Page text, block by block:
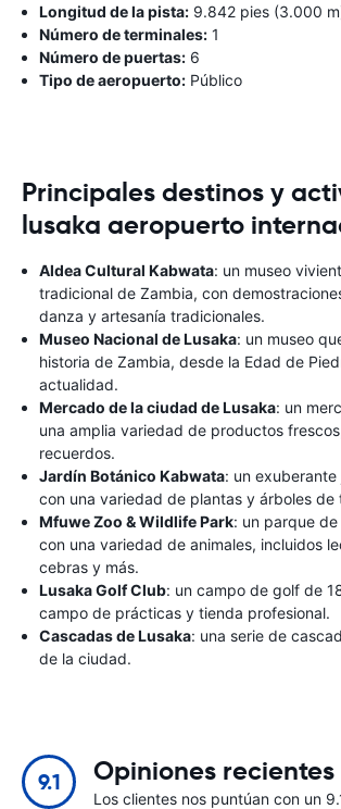
Longitud de la pista: 9.842 pies (3.000
Número de terminales: 1
Número de puertas: 6
Tipo de aeropuerto: Público
Principales destinos y
lusaka aeropuerto
Aldea Cultural Kabwata: un museo
tradicional de Zambia, con
danza y artesanía tradicionales.
Museo Nacional de Lusaka: un museo
historia de Zambia, desde la Edad de
actualidad.
Mercado de la ciudad de Lusaka: un
una amplia variedad de productos
recuerdos.
Jardín Botánico Kabwata: un
con una variedad de plantas y árboles de
Mfuwe Zoo & Wildlife Park: un parque
con una variedad de animales, incluidos
cebras y más.
Lusaka Golf Club: un campo de golf de
campo de prácticas y tienda profesional.
Cascadas de Lusaka: una serie de
de la ciudad.
9.1 Opiniones recientes
Los clientes nos puntúan con un